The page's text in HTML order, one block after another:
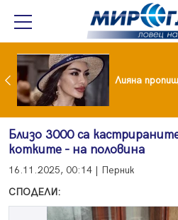
Популярен риалити герой заряза жена си заради друга
Близо 3000 са
котките - на половина
16.11.2025, 00:14 | Перник
СПОДЕЛИ: